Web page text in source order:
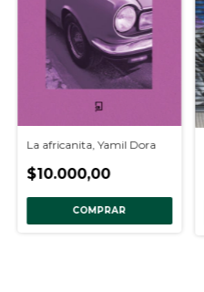
La africanita, Yamil Dora
$10.000,00
COMPRAR